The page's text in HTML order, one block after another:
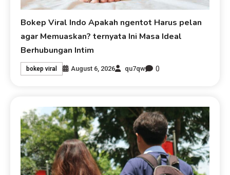
Bokep Viral Indo Apakah ngentot Harus pelan
agar Memuaskan? ternyata Ini Masa Ideal
Berhubungan Intim
bokep viral August 6, 2026 qu7qw 0